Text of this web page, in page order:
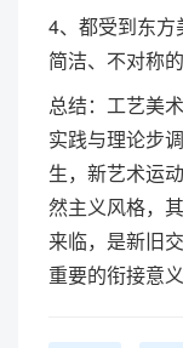
4、都受到东
简洁、不对称的
总结：工艺美
实践与理论步
生，新艺术运
然主义风格，
来临，是新旧
重要的衔接意义